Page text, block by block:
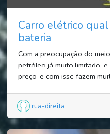
Carro elétrico
bateria
Com a preocupação do
petróleo já muito limitado,
preço, e com isso fazem
rua-direita